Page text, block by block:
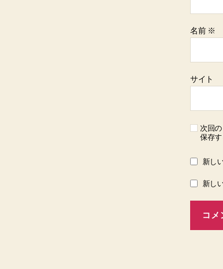
名前 ※
サイト
次回
保存
新し
新し